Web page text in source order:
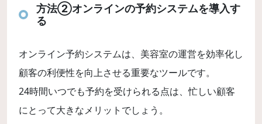
方法②オンラインの予約システムを導入す
る
オンライン予約システムは、美容室の運営を効率化し
顧客の利便性を向上させる重要なツールです。
24時間いつでも予約を受けられる点は、忙しい顧客
にとって大きなメリットでしょう。